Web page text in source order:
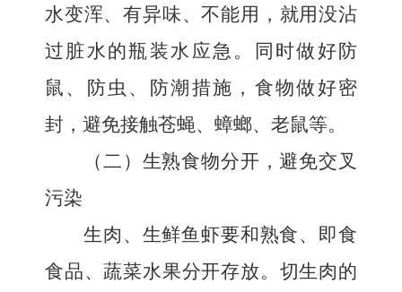
水变浑、有异味、不能用，就用没沾
过脏水的瓶装水应急。同时做好防
鼠、防虫、防潮措施，食物做好密
封，避免接触苍蝇、蟑螂、老鼠等。
（二）生熟食物分开，避免交叉
污染
生肉、生鲜鱼虾要和熟食、即食
食品、蔬菜水果分开存放。切生肉的